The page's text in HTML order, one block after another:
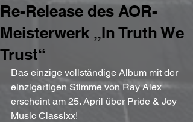
Re-Release des AOR-
Meisterwerk „In Truth We
Trust“
Das einzige vollständige Album mit der
einzigartigen Stimme von Ray Alex
erscheint am 25. April über Pride & Joy
Music Classixx!